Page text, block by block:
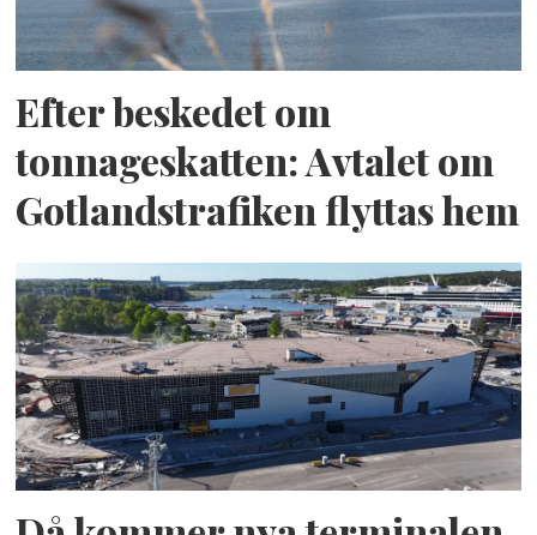
Efter beskedet om
tonnageskatten: Avtalet om
Gotlandstrafiken flyttas hem